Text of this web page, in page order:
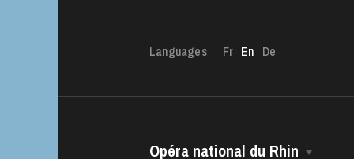
Languages Fr En De
Opéra national du Rhin